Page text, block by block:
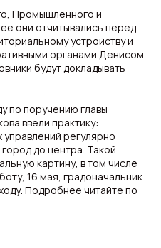
Промышленного и
они отчитывались перед
устройству и
органами Денисом
будут докладывать
по поручению главы
ввели практику:
регулярно
до центра. Такой
картину, в том числе
16 мая, градоначальник
Подробнее читайте по